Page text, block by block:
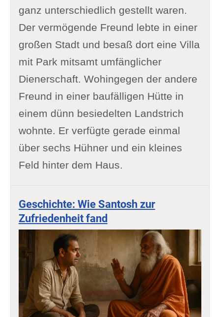
ganz unterschiedlich gestellt waren.
Der vermögende Freund lebte in einer
großen Stadt und besaß dort eine Villa
mit Park mitsamt umfänglicher
Dienerschaft. Wohingegen der andere
Freund in einer baufälligen Hütte in
einem dünn besiedelten Landstrich
wohnte. Er verfügte gerade einmal
über sechs Hühner und ein kleines
Feld hinter dem Haus.
Geschichte: Wie Santosh zur
Zufriedenheit fand